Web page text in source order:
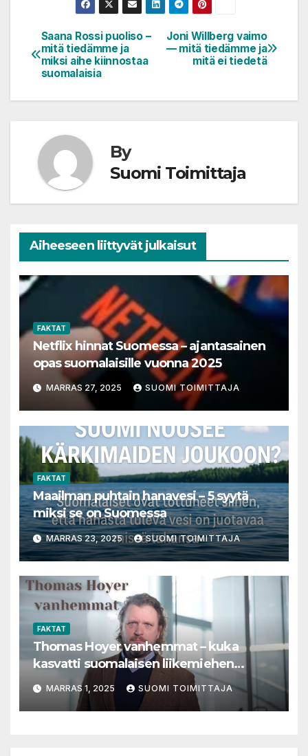
Artikkelien
selaus
Joni Willberg vaimo
— mitä tiedämme ja
mitä ei tiedetä
Saana Rossi puoliso –
mitä tiedämme ja
miksi aihe kiinnostaa
suomalaisia
By
Suomi Toimittaja
Aiheeseen liittyvät julkaisut
FAKTAT
Netflix hinnat Suomessa – ajantasainen
opas suomalaisille vuonna 2025
MARRAS 27, 2025 SUOMI TOIMITTAJA
FAKTAT
Maailman puhtain hanavesi – 5 syytä
miksi se on Suomessa
MARRAS 23, 2025 SUOMI TOIMITTAJA
FAKTAT
Thomas Hoyer vanhemmat – kuka
kasvatti suomalaisen liikemiehen
menestykseen?
MARRAS 1, 2025 SUOMI TOIMITTAJA